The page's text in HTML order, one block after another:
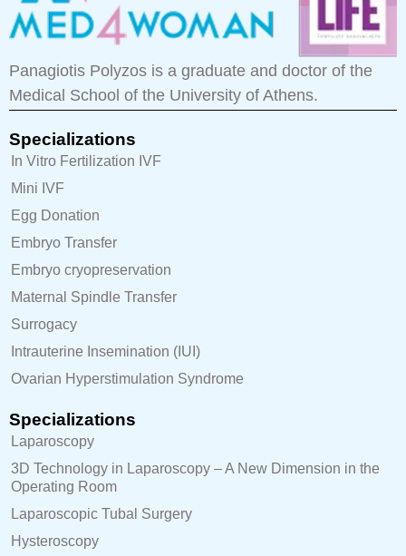
Panagiotis Polyzos is a graduate and doctor of the
Medical School of the University of Athens.
Specializations
In Vitro Fertilization IVF
Mini IVF
Egg Donation
Embryo Transfer
Embryo cryopreservation
Maternal Spindle Transfer
Surrogacy
Intrauterine Insemination (IUI)
Ovarian Hyperstimulation Syndrome
Specializations
Laparoscopy
3D Technology in Laparoscopy – A New Dimension in the
Operating Room
Laparoscopic Tubal Surgery
Hysteroscopy